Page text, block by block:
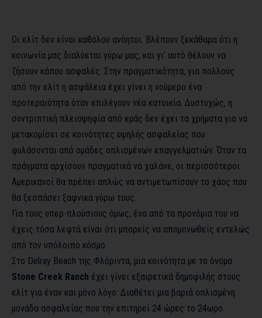
Οι ελίτ δεν είναι καθόλου ανόητοι. Βλέπουν ξεκάθαρα ότι η
κοινωνία μας διαλύεται γύρω μας, και γι’ αυτό θέλουν να
ζήσουν κάπου ασφαλές. Στην πραγματικότητα, για πολλούς
από την ελίτ η ασφάλεια έχει γίνει η νούμερο ένα
προτεραιότητα όταν επιλέγουν νέα κατοικία. Δυστυχώς, η
συντριπτική πλειοψηφία από εμάς δεν έχει τα χρήματα για να
μετακομίσει σε κοινότητες υψηλής ασφαλείας που
φυλάσονται από ομάδες οπλισμένων επαγγελματιών. Όταν τα
πράγματα αρχίσουν πραγματικά να χαλάνε, οι περισσότεροι
Αμερικανοί θα πρέπει απλώς να αντιμετωπίσουν το χάος που
θα ξεσπάσει ξαφνικά γύρω τους.
Για τους υπερ-πλούσιους όμως, ένα από τα προνόμια του να
έχεις τόσα λεφτά είναι ότι μπορείς να απομονωθείς εντελώς
από τον υπόλοιπο κόσμο.
Στο Delray Beach της Φλόριντα, μια κοινότητα με το όνομα
Stone Creek Ranch έχει γίνει εξαιρετικά δημοφιλής στους
ελίτ για έναν και μόνο λόγο: Διαθέτει μια βαριά οπλισμένη
μονάδα ασφαλείας που την επιτηρεί 24 ώρες το 24ωρο.